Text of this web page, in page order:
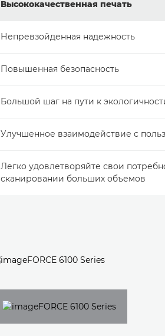
Высококачественная печать
Непревзойденная надежность
Повышенная безопасность
Большой шаг на пути к
Улучшенное взаимодействие с
Легко удовлетворяйте свои
сканировании больших объемов